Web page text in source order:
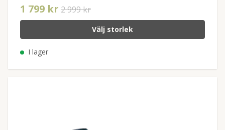
1 799 kr 2 999 kr
Välj storlek
I lager